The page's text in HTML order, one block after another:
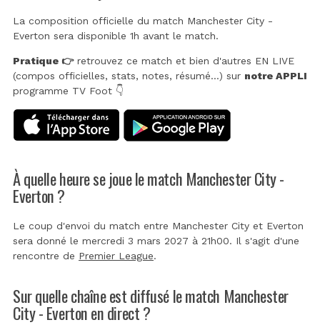
La composition officielle du match Manchester City -
Everton sera disponible 1h avant le match.
Pratique 👉retrouvez ce match et bien d'autres EN LIVE
(compos officielles, stats, notes, résumé...) sur notre APPLI
programme TV Foot 👇
À quelle heure se joue le match Manchester City -
Everton ?
Le coup d'envoi du match entre Manchester City et Everton
sera donné le mercredi 3 mars 2027 à 21h00. Il s'agit d'une
rencontre de Premier League.
Sur quelle chaîne est diffusé le match Manchester
City - Everton en direct ?